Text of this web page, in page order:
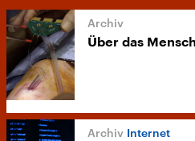
Über das
Internet